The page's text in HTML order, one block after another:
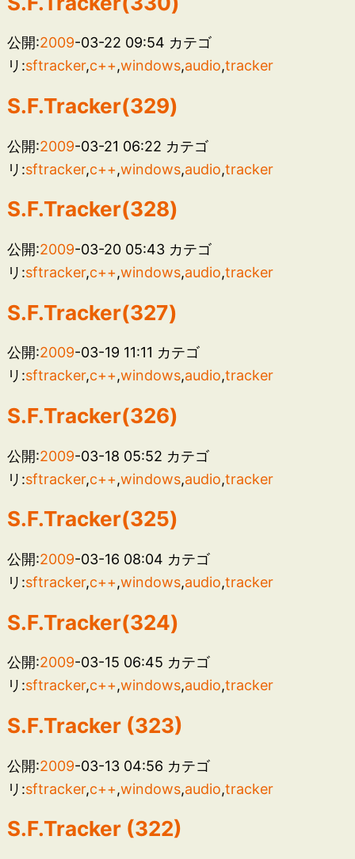
公開:2009-03-22 09:54 カテゴ
リ:sftracker,c++,windows,audio,tracker
S.F.Tracker(329)
公開:2009-03-21 06:22 カテゴ
リ:sftracker,c++,windows,audio,tracker
S.F.Tracker(328)
公開:2009-03-20 05:43 カテゴ
リ:sftracker,c++,windows,audio,tracker
S.F.Tracker(327)
公開:2009-03-19 11:11 カテゴ
リ:sftracker,c++,windows,audio,tracker
S.F.Tracker(326)
公開:2009-03-18 05:52 カテゴ
リ:sftracker,c++,windows,audio,tracker
S.F.Tracker(325)
公開:2009-03-16 08:04 カテゴ
リ:sftracker,c++,windows,audio,tracker
S.F.Tracker(324)
公開:2009-03-15 06:45 カテゴ
リ:sftracker,c++,windows,audio,tracker
S.F.Tracker (323)
公開:2009-03-13 04:56 カテゴ
リ:sftracker,c++,windows,audio,tracker
S.F.Tracker (322)